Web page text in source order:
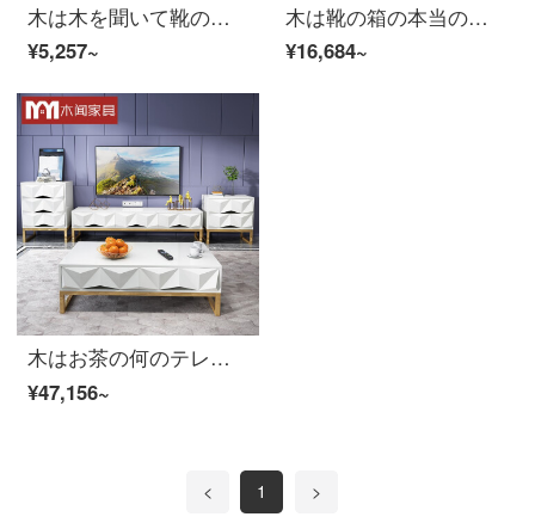
木は木を聞いて靴の腰掛けを変えます。北欧の家庭用靴の腰掛けは入り口に入れば、靴の腰掛けを履いて玄関で靴の腰掛けを試します。
¥5,257~
木は靴の箱の本当の木の下駄箱の北欧の簡単な玄関の戸棚の大容量の原木の色のゴムの木の入り口の玄関の収納棚の下駄箱を聞きます。
¥16,684~
木はお茶の何のテレビの箱の白色のお茶の何のテレビの箱の組合せが簡単に現代の小さい部屋型の客間の家具の金色のテーブルの足のお茶の何+テレビの箱+2斗の箱+3斗の箱を聞きます
¥47,156~
< 1 >